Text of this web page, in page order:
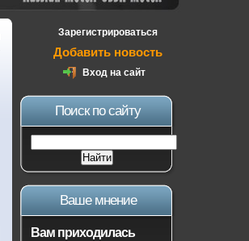
Зарегистрироваться
Добавить новость
Вход на сайт
Поиск по сайту
Ваше мнение
Вам приходилась